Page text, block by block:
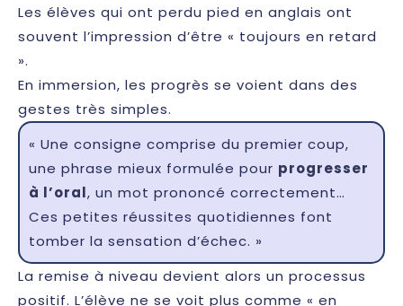
Les élèves qui ont perdu pied en anglais ont
souvent l’impression d’être « toujours en retard
».
En immersion, les progrès se voient dans des
gestes très simples.
« Une consigne comprise du premier coup,
une phrase mieux formulée pour progresser
à l’oral, un mot prononcé correctement…
Ces petites réussites quotidiennes font
tomber la sensation d’échec. »
La remise à niveau devient alors un processus
positif. L’élève ne se voit plus comme « en